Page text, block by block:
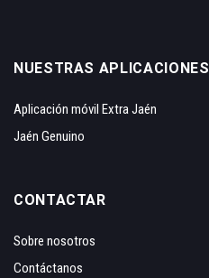
NUESTRAS APLICACIONES
Aplicación móvil Extra Jaén
Jaén Genuino
CONTACTAR
Sobre nosotros
Contáctanos